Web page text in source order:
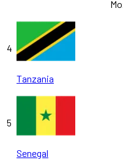
4
Tanzania
5
Senegal